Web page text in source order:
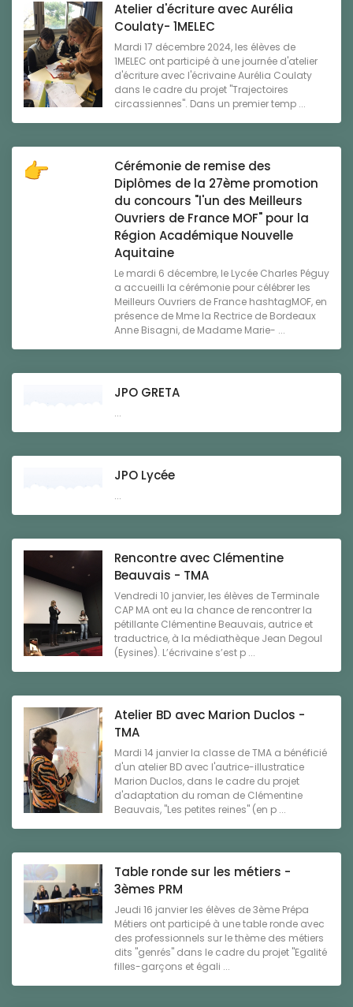
Atelier d'écriture avec Aurélia
Coulaty- 1MELEC
Mardi 17 décembre 2024, les élèves de
1MELEC ont participé à une journée d'atelier
d'écriture avec l'écrivaine Aurélia Coulaty
dans le cadre du projet "Trajectoires
circassiennes". Dans un premier temp ...
Cérémonie de remise des
Diplômes de la 27ème promotion
du concours "l'un des Meilleurs
Ouvriers de France MOF" pour la
Région Académique Nouvelle
Aquitaine
Le mardi 6 décembre, le Lycée Charles Péguy
a accueilli la cérémonie pour célébrer les
Meilleurs Ouvriers de France hashtagMOF, en
présence de Mme la Rectrice de Bordeaux
Anne Bisagni, de Madame Marie- ...
JPO GRETA
...
JPO Lycée
...
Rencontre avec Clémentine
Beauvais - TMA
Vendredi 10 janvier, les élèves de Terminale
CAP MA ont eu la chance de rencontrer la
pétillante Clémentine Beauvais, autrice et
traductrice, à la médiathèque Jean Degoul
(Eysines). L’écrivaine s’est p ...
Atelier BD avec Marion Duclos -
TMA
Mardi 14 janvier la classe de TMA a bénéficié
d'un atelier BD avec l'autrice-illustratice
Marion Duclos, dans le cadre du projet
d'adaptation du roman de Clémentine
Beauvais, "Les petites reines" (en p ...
Table ronde sur les métiers -
3èmes PRM
Jeudi 16 janvier les élèves de 3ème Prépa
Métiers ont participé à une table ronde avec
des professionnels sur le thème des métiers
dits "genrés" dans le cadre du projet "Egalité
filles-garçons et égali ...